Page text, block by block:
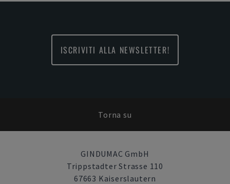
ISCRIVITI ALLA NEWSLETTER!
Torna su
GINDUMAC GmbH
Trippstadter Strasse 110
67663 Kaiserslautern